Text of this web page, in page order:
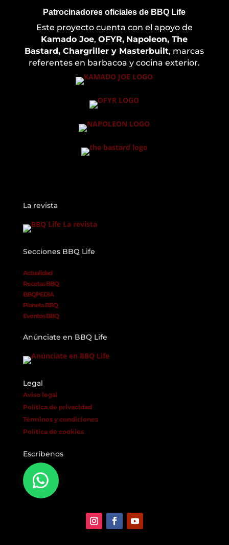
Patrocinadores oficiales de BBQ Life
Este proyecto cuenta con el apoyo de
Kamado Joe,OFYR, Napoleon, The
Bastard, Chargriller y Masterbuilt, marcas
referentes en barbacoa y cocina exterior.
La revista
Secciones BBQ Life
Actualidad
Recetas BBQ
BBQPEDIA
Planeta BBQ
Eventos BBQ
Anúnciate en BBQ Life
Legal
Aviso legal
Política de privacidad
Términos y condiciones
Política de cookies
Escríbenos